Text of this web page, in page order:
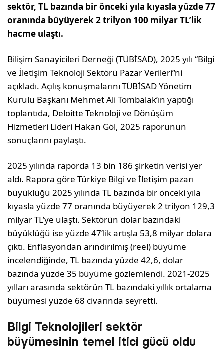
sektör, TL bazında bir önceki yıla kıyasla yüzde 77
oranında büyüyerek 2 trilyon 100 milyar TL’lik
hacme ulaştı.
Bilişim Sanayicileri Derneği (TÜBİSAD), 2025 yılı “Bilgi
ve İletişim Teknoloji Sektörü Pazar Verileri”ni
açıkladı. Açılış konuşmalarını TÜBİSAD Yönetim
Kurulu Başkanı Mehmet Ali Tombalak’ın yaptığı
toplantıda, Deloitte Teknoloji ve Dönüşüm
Hizmetleri Lideri Hakan Göl, 2025 raporunun
sonuçlarını paylaştı.
2025 yılında raporda 13 bin 186 şirketin verisi yer
aldı. Rapora göre Türkiye Bilgi ve İletişim pazarı
büyüklüğü 2025 yılında TL bazında bir önceki yıla
kıyasla yüzde 77 oranında büyüyerek 2 trilyon 129,3
milyar TL’ye ulaştı. Sektörün dolar bazındaki
büyüklüğü ise yüzde 47’lik artışla 53,8 milyar dolara
çıktı. Enflasyondan arındırılmış (reel) büyüme
incelendiğinde, TL bazında yüzde 42,6, dolar
bazında yüzde 35 büyüme gözlemlendi. 2021-2025
yılları arasında sektörün TL bazındaki yıllık ortalama
büyümesi yüzde 68 civarında seyretti.
Bilgi Teknolojileri sektör
büyümesinin temel itici gücü oldu